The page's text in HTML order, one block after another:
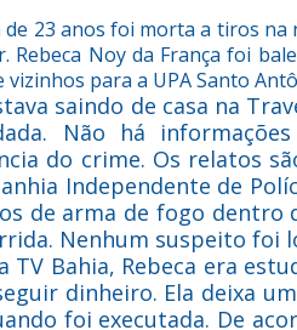
de 23 anos foi morta a tiros
Rebeca Noy da França foi
vizinhos para a UPA Santo
saindo de casa na
Não há
do crime. Os relatos
Independente de
de arma de fogo dentro
Nenhum suspeito foi
TV Bahia, Rebeca era
dinheiro. Ela deixa
foi executada. De